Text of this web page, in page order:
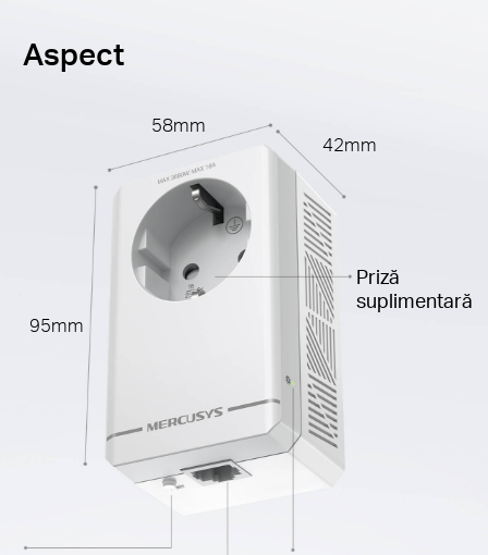
Aspect
95mm
58mm
42mm
Priză
suplimentară